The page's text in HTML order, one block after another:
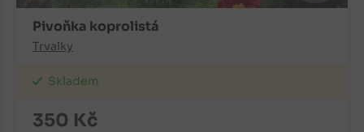
Pivoňka koprolistá
Trvalky
Skladem
350 Kč